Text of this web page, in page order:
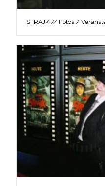
STRAJK // Fotos /